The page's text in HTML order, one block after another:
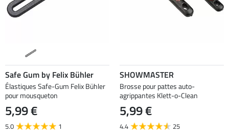
Safe Gum by Felix Bühler
Élastiques Safe-Gum Felix Bühler
pour mousqueton
5,99 €
5.0 1
SHOWMASTER
Brosse pour pattes auto-
agrippantes Klett-o-Clean
5,99 €
4.4 25